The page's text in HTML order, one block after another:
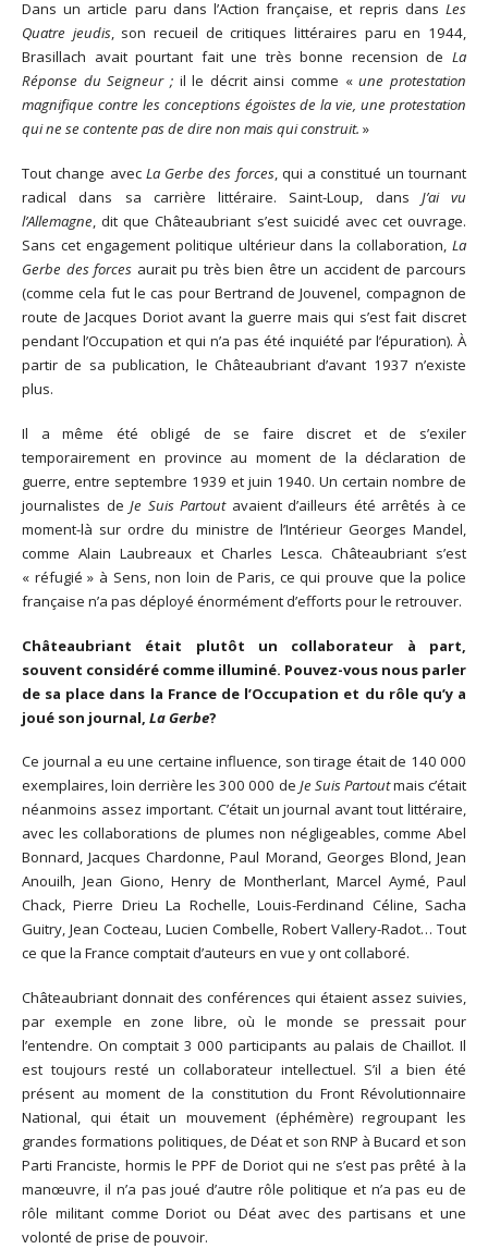
Dans un article paru dans l’Action française, et repris dans Les
Quatre jeudis, son recueil de critiques littéraires paru en 1944,
Brasillach avait pourtant fait une très bonne recension de La
Réponse du Seigneur ; il le décrit ainsi comme «une protestation
magnifique contre les conceptions égoïstes de la vie, une protestation
qui ne se contente pas de dire non mais qui construit. »
Tout change avec La Gerbe des forces, qui a constitué un tournant
radical dans sa carrière littéraire. Saint-Loup, dans J’ai vu
l’Allemagne, dit que Châteaubriant s’est suicidé avec cet ouvrage.
Sans cet engagement politique ultérieur dans la collaboration, La
Gerbe des forces aurait pu très bien être un accident de parcours
(comme cela fut le cas pour Bertrand de Jouvenel, compagnon de
route de Jacques Doriot avant la guerre mais qui s’est fait discret
pendant l’Occupation et qui n’a pas été inquiété par l’épuration). À
partir de sa publication, le Châteaubriant d’avant 1937 n’existe
plus.
Il a même été obligé de se faire discret et de s’exiler
temporairement en province au moment de la déclaration de
guerre, entre septembre 1939 et juin 1940. Un certain nombre de
journalistes de Je Suis Partoutavaient d’ailleurs été arrêtés à ce
moment-là sur ordre du ministre de l’Intérieur Georges Mandel,
comme Alain Laubreaux et Charles Lesca. Châteaubriant s’est
« réfugié » à Sens, non loin de Paris, ce qui prouve que la police
française n’a pas déployé énormément d’efforts pour le retrouver.
Châteaubriant était plutôt un collaborateur à part,
souvent considéré comme illuminé. Pouvez-vous nous parler
de sa place dans la France de l’Occupation et du rôle qu’y a
joué son journal, La Gerbe?
Ce journal a eu une certaine influence, son tirage était de 140 000
exemplaires, loin derrière les 300 000 de Je Suis Partoutmais c’était
néanmoins assez important. C’était un journal avant tout littéraire,
avec les collaborations de plumes non négligeables, comme Abel
Bonnard, Jacques Chardonne, Paul Morand, Georges Blond, Jean
Anouilh, Jean Giono, Henry de Montherlant, Marcel Aymé, Paul
Chack, Pierre Drieu La Rochelle, Louis-Ferdinand Céline, Sacha
Guitry, Jean Cocteau, Lucien Combelle, Robert Vallery-Radot… Tout
ce que la France comptait d’auteurs en vue y ont collaboré.
Châteaubriant donnait des conférences qui étaient assez suivies,
par exemple en zone libre, où le monde se pressait pour
l’entendre. On comptait 3 000 participants au palais de Chaillot. Il
est toujours resté un collaborateur intellectuel. S’il a bien été
présent au moment de la constitution du Front Révolutionnaire
National, qui était un mouvement (éphémère) regroupant les
grandes formations politiques, de Déat et son RNP à Bucard et son
Parti Franciste, hormis le PPF de Doriot qui ne s’est pas prêté à la
manœuvre, il n’a pas joué d’autre rôle politique et n’a pas eu de
rôle militant comme Doriot ou Déat avec des partisans et une
volonté de prise de pouvoir.